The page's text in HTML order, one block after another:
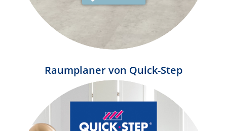
Raumplaner von Quick-Step